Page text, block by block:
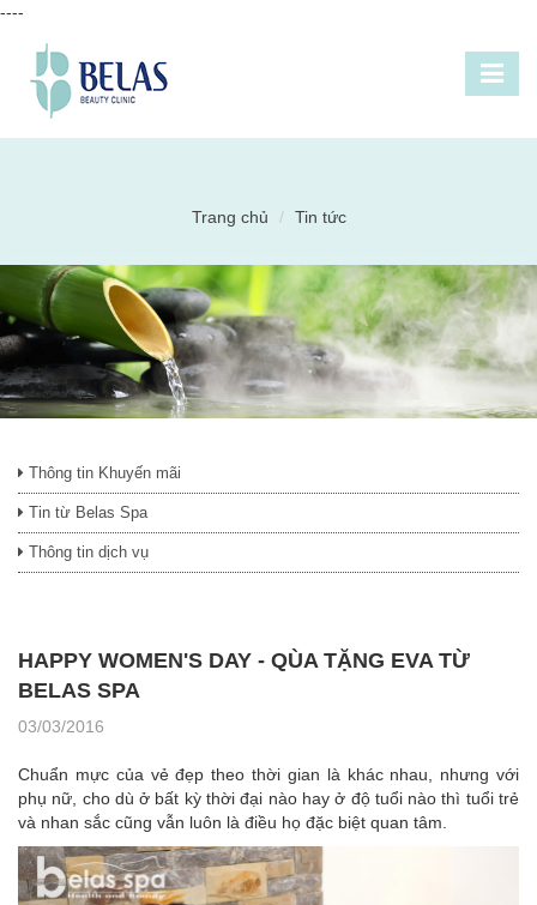
----
Trang chủ Tin tức
Thông tin Khuyến mãi
Tin từ Belas Spa
Thông tin dịch vụ
HAPPY WOMEN'S DAY - QÙA TẶNG EVA TỪ
BELAS SPA
03/03/2016
Chuẩn mực của vẻ đẹp theo thời gian là khác nhau, nhưng với
phụ nữ, cho dù ở bất kỳ thời đại nào hay ở độ tuổi nào thì tuổi trẻ
và nhan sắc cũng vẫn luôn là điều họ đặc biệt quan tâm.